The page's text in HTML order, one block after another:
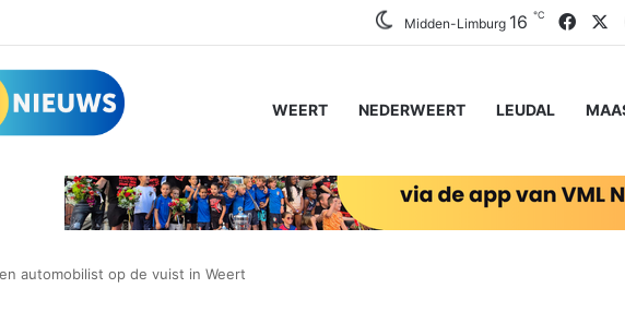
Midden-Limburg 16 ℃
WEERT NEDERWEERT LEUDAL
automobilist op de vuist in Weert